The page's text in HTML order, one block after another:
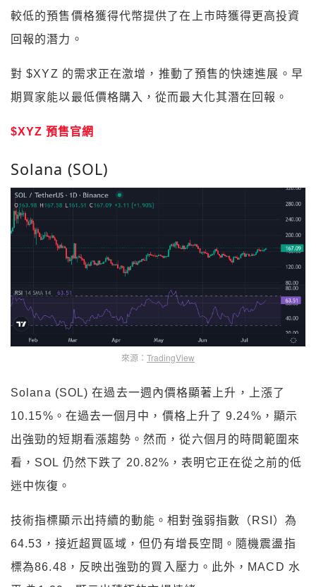
較低的預售價格獲得代幣提供了在上市時獲得更高投資
回報的潛力。
對 $XYZ 的需求正在激增，推動了預售的快速進展。早
期買家能以最低價格購入，從而最大化其潛在回報。
$XYZ 預售官網
Solana (SOL)
來源： TradingView
Solana (SOL) 在過去一週內價格顯著上升，上漲了
10.15%。在過去一個月中，價格上升了 9.24%，顯示
出強勁的短期看漲趨勢。然而，從六個月的時間範圍來
看，SOL 仍然下跌了 20.82%，表明它正在從之前的低
迷中恢復。
技術指標顯示出持續的動能。相對強弱指數（RSI）為
64.53，接近超買區域，但仍有增長空間。隨機震盪指
標為86.48，反映出強勁的買入壓力。此外，MACD 水